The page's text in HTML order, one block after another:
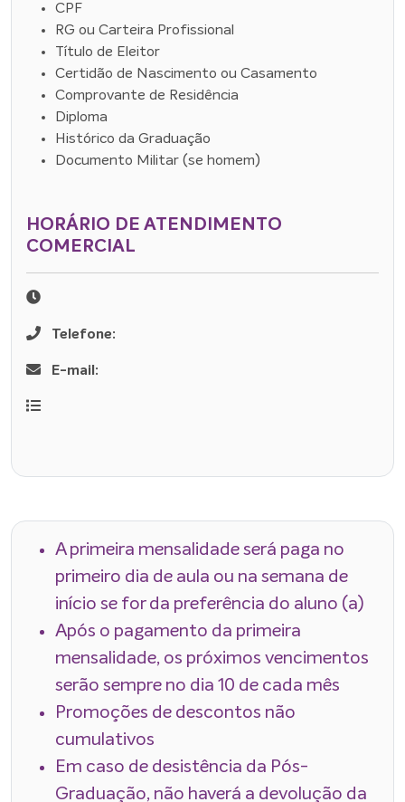
CPF
RG ou Carteira Profissional
Título de Eleitor
Certidão de Nascimento ou Casamento
Comprovante de Residência
Diploma
Histórico da Graduação
Documento Militar (se homem)
HORÁRIO DE ATENDIMENTO
COMERCIAL
Telefone:
E-mail:
A primeira mensalidade será paga no
primeiro dia de aula ou na semana de
início se for da preferência do aluno (a)
Após o pagamento da primeira
mensalidade, os próximos vencimentos
serão sempre no dia 10 de cada mês
Promoções de descontos não
cumulativos
Em caso de desistência da Pós-
Graduação, não haverá a devolução da